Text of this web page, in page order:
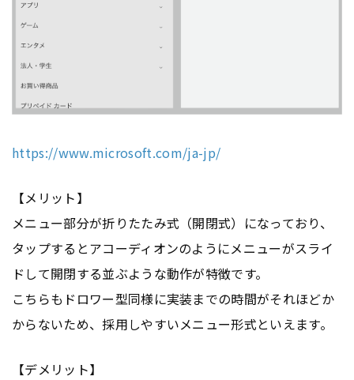
https://www.microsoft.com/ja-jp/
【メリット】
メニュー部分が折りたたみ式（開閉式）になっており、
タップするとアコーディオンのようにメニューがスライ
ドして開閉する並ぶような動作が特徴です。
こちらもドロワー型同様に実装までの時間がそれほどか
からないため、採用しやすいメニュー形式といえます。
【デメリット】